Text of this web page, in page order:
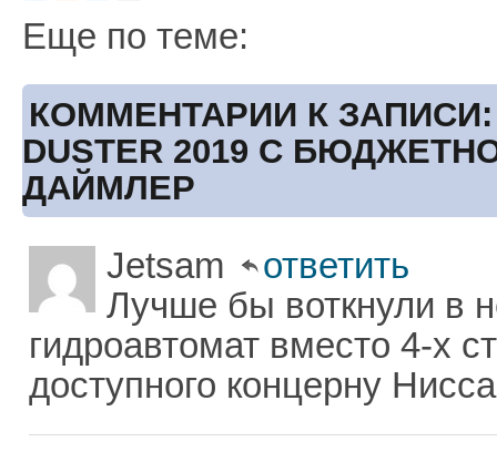
Еще по теме:
КОММЕНТАРИИ К
DUSTER 2019 С
ДАЙМЛЕР
Jetsam
ответить
Лучше бы воткнули в
гидроавтомат вместо 4-х
доступного концерну